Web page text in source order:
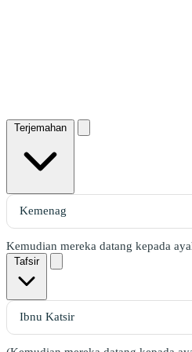
Terjemahan
Kemudian mereka datang kepada
Tafsir